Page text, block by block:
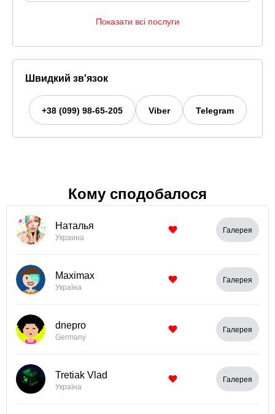
Показати всі послуги
Швидкий зв'язок
+38 (099) 98-65-205 Viber Telegram
Кому сподобалося
Наталья
Украина
Галерея
Maximax
Україна
Галерея
dnepro
Germany
Галерея
Tretiak Vlad
Україна
Галерея